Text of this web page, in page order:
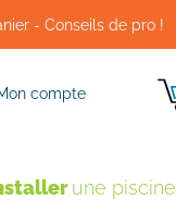
- Conseils de pro !
compte
une piscine